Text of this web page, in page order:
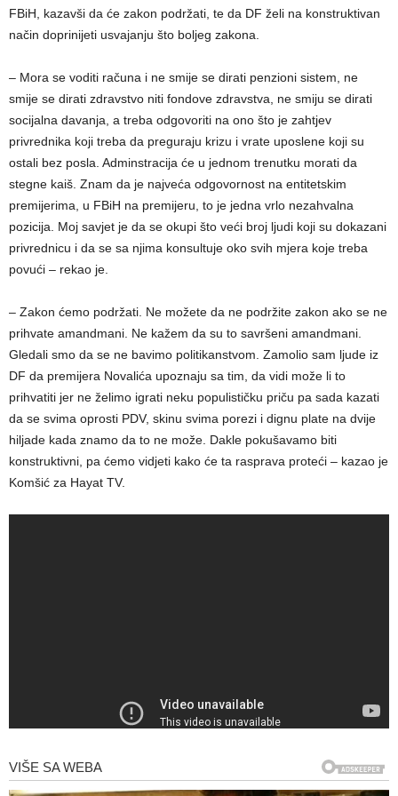
FBiH, kazavši da će zakon podržati, te da DF želi na konstruktivan
način doprinijeti usvajanju što boljeg zakona.
– Mora se voditi računa i ne smije se dirati penzioni sistem, ne
smije se dirati zdravstvo niti fondove zdravstva, ne smiju se dirati
socijalna davanja, a treba odgovoriti na ono što je zahtjev
privrednika koji treba da preguraju krizu i vrate uposlene koji su
ostali bez posla. Adminstracija će u jednom trenutku morati da
stegne kaiš. Znam da je najveća odgovornost na entitetskim
premijerima, u FBiH na premijeru, to je jedna vrlo nezahvalna
pozicija. Moj savjet je da se okupi što veći broj ljudi koji su dokazani
privrednicu i da se sa njima konsultuje oko svih mjera koje treba
povući – rekao je.
– Zakon ćemo podržati. Ne možete da ne podržite zakon ako se ne
prihvate amandmani. Ne kažem da su to savršeni amandmani.
Gledali smo da se ne bavimo politikanstvom. Zamolio sam ljude iz
DF da premijera Novalića upoznaju sa tim, da vidi može li to
prihvatiti jer ne želimo igrati neku populističku priču pa sada kazati
da se svima oprosti PDV, skinu svima porezi i dignu plate na dvije
hiljade kada znamo da to ne može. Dakle pokušavamo biti
konstruktivni, pa ćemo vidjeti kako će ta rasprava proteći – kazao je
Komšić za Hayat TV.